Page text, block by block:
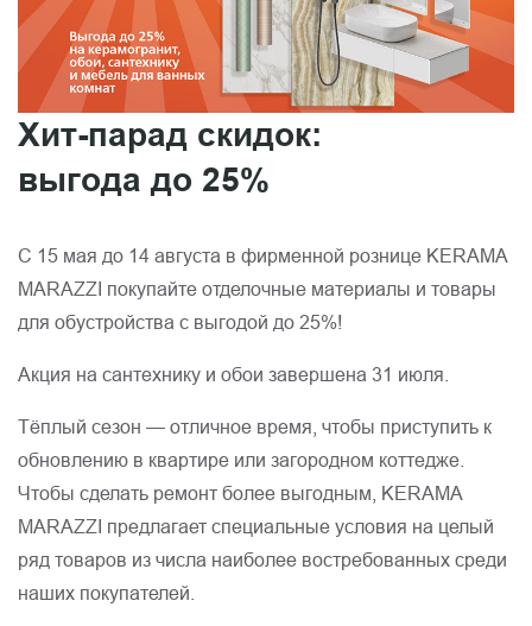
Хит-парад скидок:
выгода до 25%
С 15 мая до 14 августа в фирменной рознице KERAMA
MARAZZI покупайте отделочные материалы и товары
для обустройства с выгодой до 25%!
Акция на сантехнику и обои завершена 31 июля.
Тёплый сезон — отличное время, чтобы приступить к
обновлению в квартире или загородном коттедже.
Чтобы сделать ремонт более выгодным, KERAMA
MARAZZI предлагает специальные условия на целый
ряд товаров из числа наиболее востребованных среди
наших покупателей.